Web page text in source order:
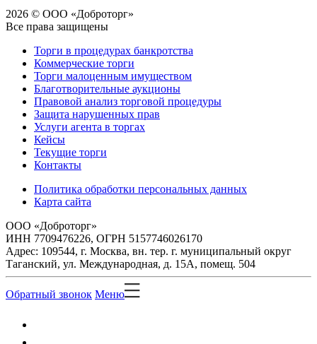
2026 © ООО «Доброторг»
Все права защищены
Торги в процедурах банкротства
Коммерческие торги
Торги малоценным имуществом
Благотворительные аукционы
Правовой анализ торговой процедуры
Защита нарушенных прав
Услуги агента в торгах
Кейсы
Текущие торги
Контакты
Политика обработки персональных данных
Карта сайта
ООО «Доброторг»
ИНН 7709476226, ОГРН 5157746026170
Адрес: 109544, г. Москва, вн. тер. г. муниципальный округ
Таганский, ул. Международная, д. 15А, помещ. 504
Обратный звонок Меню